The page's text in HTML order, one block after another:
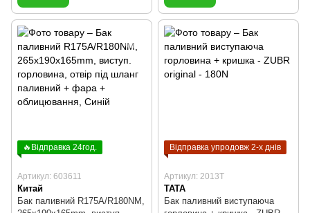
🔥Відправка 24год.
Артикул: 603611
Китай
Бак паливний R175A/R180NM,
Відправка упродовж 2-х днів
Артикул: 2013T
TATA
Бак паливний виступаюча